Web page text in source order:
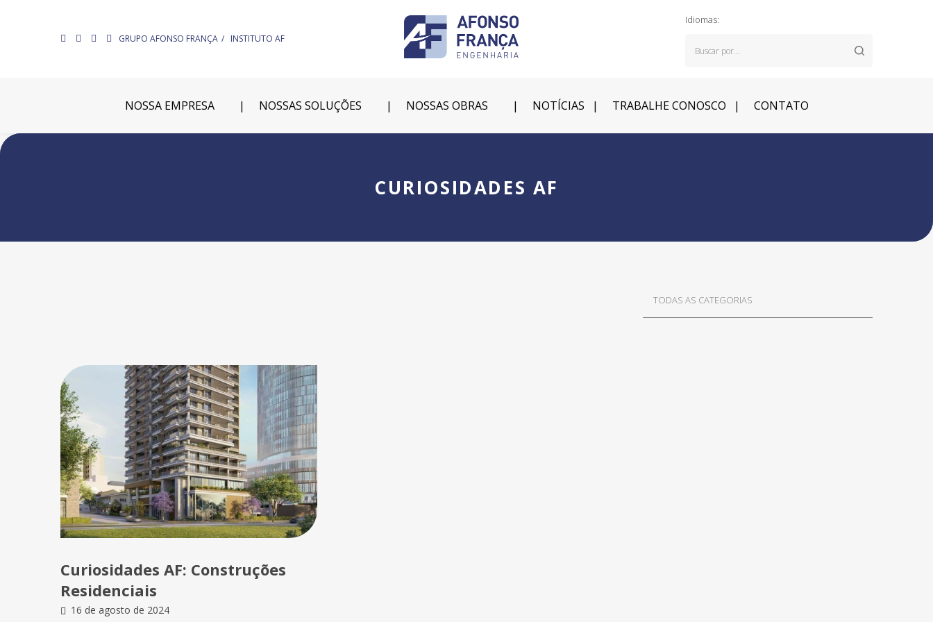
GRUPO AFONSO FRANÇA INSTITUTO AF
Idiomas:
NOSSA EMPRESA NOSSAS SOLUÇÕES NOSSAS OBRAS NOTÍCIAS TRABALHE CONOSCO CONTATO
CURIOSIDADES AF
Curiosidades AF: Construções
Residenciais
16 de agosto de 2024